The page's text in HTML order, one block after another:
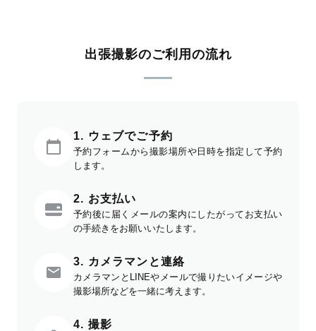
出張撮影のご利用の流れ
1. ウェブでご予約
予約フォームから撮影場所や日時を指定して予約
します。
2. お支払い
予約後に届くメールの案内にしたがってお支払い
の手続きをお願いいたします。
3. カメラマンと連絡
カメラマンとLINEやメールで撮りたいイメージや
撮影場所などを一緒に考えます。
4. 撮影